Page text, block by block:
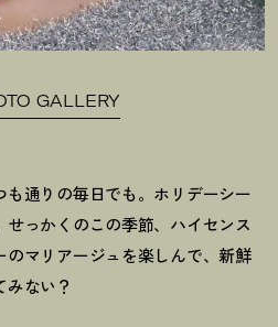
GALLERY
通りの毎日でも。ホリデーシー
っかくのこの季節、ハイセンス
のマリアージュを楽しんで、新鮮
みない ？